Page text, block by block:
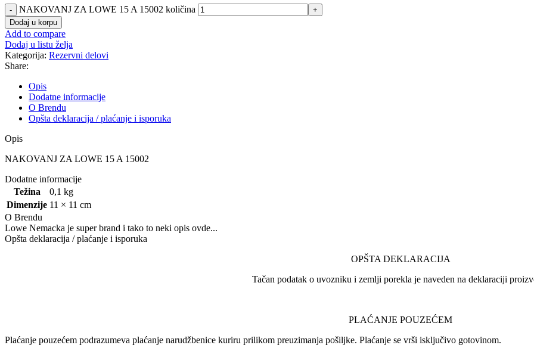
NAKOVANJ ZA LOWE 15 A 15002 količina
Dodaj u korpu
Add to compare
Dodaj u listu želja
Kategorija: Rezervni delovi
Share:
Opis
Dodatne informacije
O Brendu
Opšta deklaracija / plaćanje i isporuka
Opis
NAKOVANJ ZA LOWE 15 A 15002
Dodatne informacije
Težina
0,1 kg
Dimenzije 11 × 11 cm
O Brendu
Lowe Nemacka je super brand i tako to neki opis ovde...
Opšta deklaracija / plaćanje i isporuka
OPŠTA DEKLARACIJA
Tačan podatak o uvozniku i zemlji porekla je naveden na deklaraciji
PLAĆANJE POUZEĆEM
Plaćanje pouzećem podrazumeva plaćanje narudžbenice kuriru prilikom preuzimanja pošiljke. Plaćanje se vrši isključivo gotovinom.